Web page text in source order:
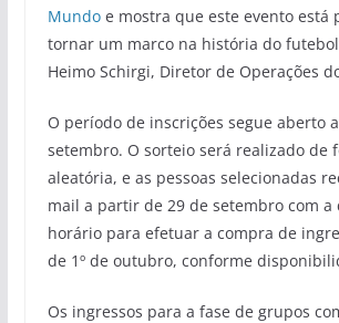
Mundoe mostra que este evento está
tornar um marco na história do
Heimo Schirgi, Diretor de Operações
O período de inscrições segue aberto
setembro. O sorteio será realizado de
aleatória, e as pessoas selecionadas
mail a partir de 29 de setembro com a
horário para efetuar a compra de
de 1º de outubro, conforme
Os ingressos para a fase de grupos